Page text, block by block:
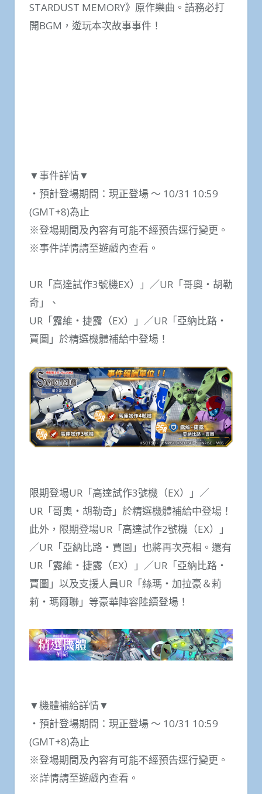
STARDUST MEMORY》原作樂曲。請務必打
開BGM，遊玩本次故事事件！
▼事件詳情▼
‧預計登場期間：現正登場 ～ 10/31 10:59
(GMT+8)為止
※登場期間及內容有可能不經預告逕行變更。
※事件詳情請至遊戲內查看。
UR「高達試作3號機EX）」／UR「哥奧‧胡勒
奇」、
UR「露維‧捷露（EX）」／UR「亞納比路‧
賈圖」於精選機體補給中登場！
限期登場UR「高達試作3號機（EX）」／
UR「哥奧‧胡勒奇」於精選機體補給中登場！
此外，限期登場UR「高達試作2號機（EX）」
／UR「亞納比路‧賈圖」也將再次亮相。還有
UR「露維‧捷露（EX）」／UR「亞納比路‧
賈圖」以及支援人員UR「絲瑪‧加拉豪＆莉
莉‧瑪爾聯」等豪華陣容陸續登場！
▼機體補給詳情▼
‧預計登場期間：現正登場 ～ 10/31 10:59
(GMT+8)為止
※登場期間及內容有可能不經預告逕行變更。
※詳情請至遊戲內查看。